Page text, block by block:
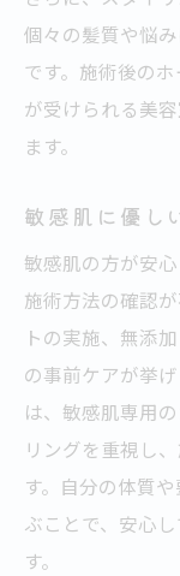
個々の髪質や悩
です。施術後の
が受けられる美
ます。
敏感肌に優し
敏感肌の方が安
施術方法の確認
トの実施、無添
の事前ケアが挙
は、敏感肌専用
リングを重視し
す。自分の体質
ぶことで、安心
す。